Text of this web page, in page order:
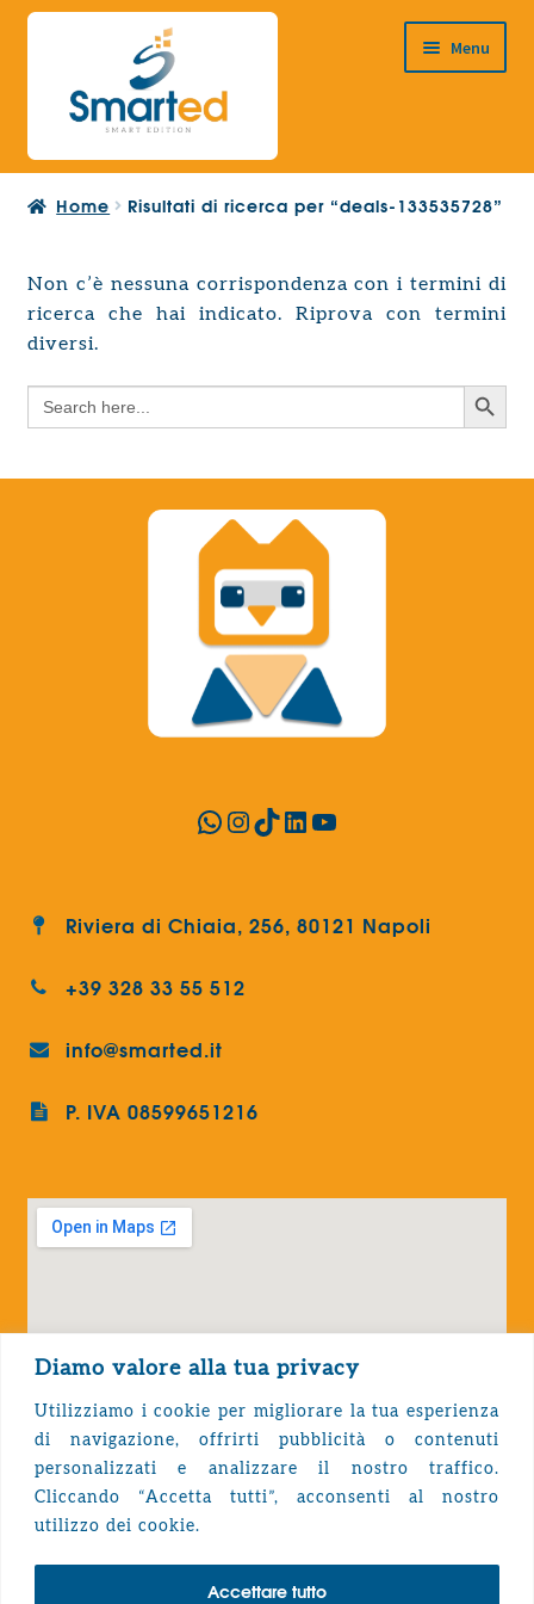
Diamo valore alla tua privacy
Utilizziamo i cookie per migliorare la tua esperienza
di navigazione, offrirti pubblicità o contenuti
personalizzati e analizzare il nostro traffico.
Cliccando “Accetta tutti”, acconsenti al nostro
utilizzo dei cookie.
Accettare tutto
Vai
navigazione
Vai
contenuto
Menu
HOME
PRODOTTI
Espandi
il
child
PROGETTAZIONE EUROPEA
menu
child
Search
Home Risultati di ricerca per “deals-133535728”
Non c’è nessuna corrispondenza con i termini di
ricerca che hai indicato. Riprova con termini
diversi.
Search
for:
Search Button
WhatsApp
Instagram
TikTok
LinkedIn
YouTube
Riviera di Chiaia, 256, 80121 Napoli
+39 328 33 55 512
info@smarted.it
P. IVA 08599651216
Privacy Policy